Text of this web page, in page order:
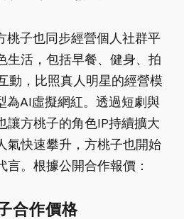
桃子也同步經營個人社群平
生活，包括早餐、健身、拍
動，比照真人明星的經營模
為AI虛擬網紅。透過短劇與
讓方桃子的角色IP持續擴大
氣快速攀升，方桃子也開始
言。根據公開合作報價：
合作價格